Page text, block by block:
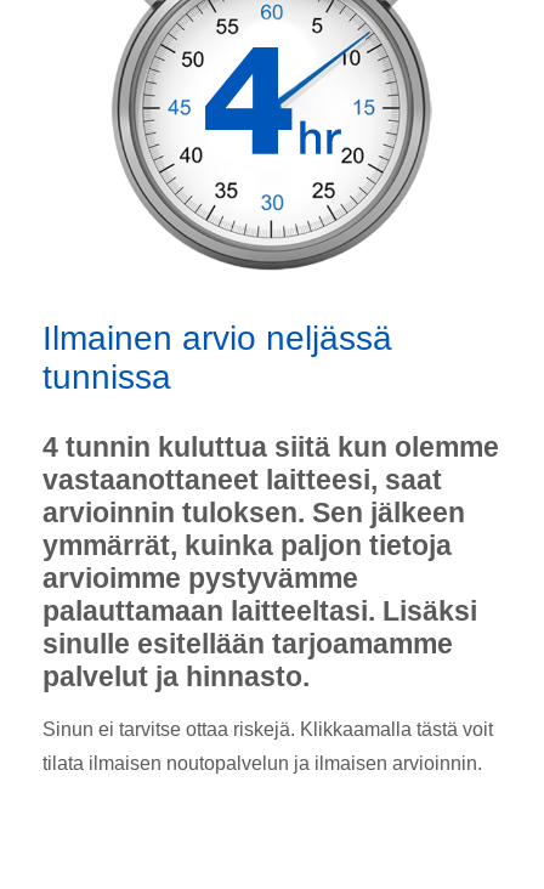
Ilmainen arvio neljässä
tunnissa
4 tunnin kuluttua siitä kun olemme
vastaanottaneet laitteesi, saat
arvioinnin tuloksen. Sen jälkeen
ymmärrät, kuinka paljon tietoja
arvioimme pystyvämme
palauttamaan laitteeltasi. Lisäksi
sinulle esitellään tarjoamamme
palvelut ja hinnasto.
Sinun ei tarvitse ottaa riskejä. Klikkaamalla tästä voit
tilata ilmaisen noutopalvelun ja ilmaisen arvioinnin.